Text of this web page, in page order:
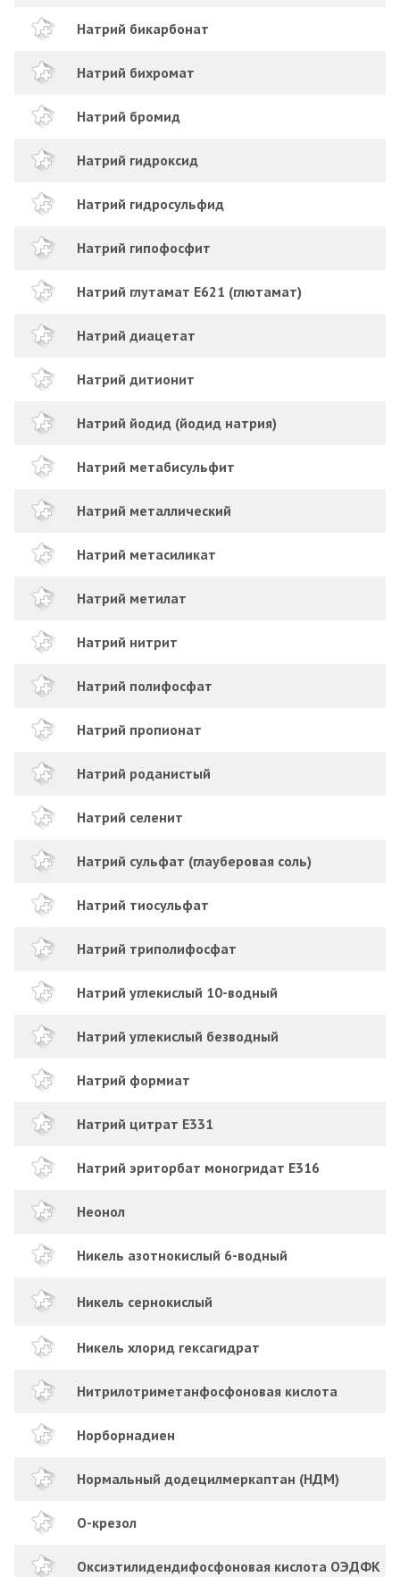
Натрий бикарбонат
Натрий бихромат
Натрий бромид
Натрий гидроксид
Натрий гидросульфид
Натрий гипофосфит
Натрий глутамат E621 (глютамат)
Натрий диацетат
Натрий дитионит
Натрий йодид (йодид натрия)
Натрий метабисульфит
Натрий металлический
Натрий метасиликат
Натрий метилат
Натрий нитрит
Натрий полифосфат
Натрий пропионат
Натрий роданистый
Натрий селенит
Натрий сульфат (глауберовая соль)
Натрий тиосульфат
Натрий триполифосфат
Натрий углекислый 10-водный
Натрий углекислый безводный
Натрий формиат
Натрий цитрат E331
Натрий эриторбат моногридат Е316
Неонол
Никель азотнокислый 6-водный
Никель сернокислый
Никель хлорид гексагидрат
Нитрилотриметанфосфоновая кислота
Норборнадиен
Нормальный додецилмеркаптан (НДМ)
О-крезол
Оксиэтилидендифосфоновая кислота ОЭДФК